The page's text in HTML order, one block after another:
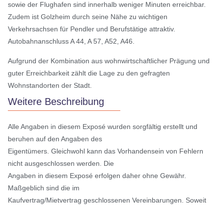
sowie der Flughafen sind innerhalb weniger Minuten erreichbar.
Zudem ist Golzheim durch seine Nähe zu wichtigen
Verkehrsachsen für Pendler und Berufstätige attraktiv.
Autobahnanschluss A 44, A 57, A52, A46.
Aufgrund der Kombination aus wohnwirtschaftlicher Prägung und
guter Erreichbarkeit zählt die Lage zu den gefragten
Wohnstandorten der Stadt.
Weitere Beschreibung
Alle Angaben in diesem Exposé wurden sorgfältig erstellt und
beruhen auf den Angaben des
Eigentümers. Gleichwohl kann das Vorhandensein von Fehlern
nicht ausgeschlossen werden. Die
Angaben in diesem Exposé erfolgen daher ohne Gewähr.
Maßgeblich sind die im
Kaufvertrag/Mietvertrag geschlossenen Vereinbarungen. Soweit